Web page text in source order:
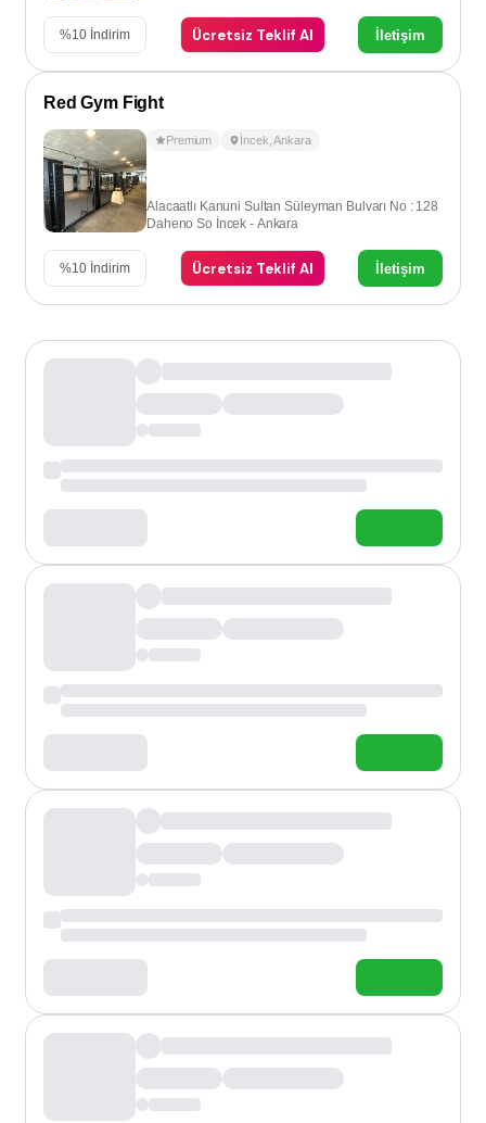
%10 İndirim Ücretsiz Teklif Al İletişim
Red Gym Fight
Premium İncek ,Ankara
Alacaatlı Kanuni Sultan Süleyman Bulvarı No : 128
Daheno So İncek - Ankara
%10 İndirim Ücretsiz Teklif Al İletişim